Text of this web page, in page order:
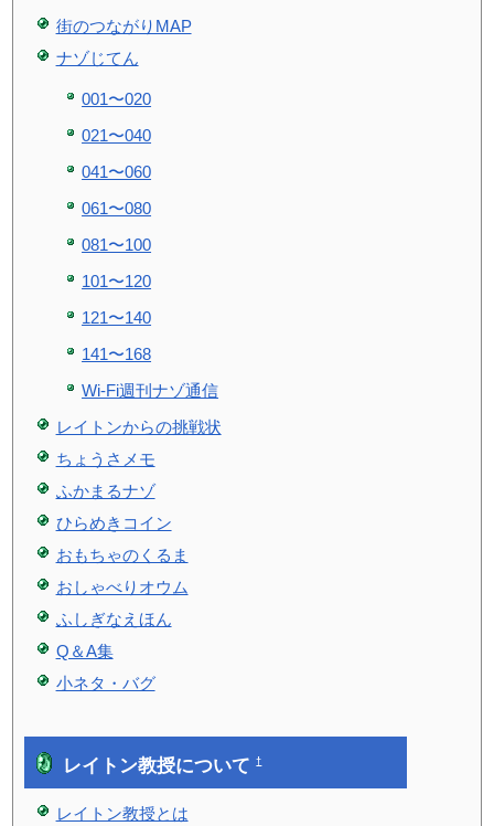
街のつながりMAP
ナゾじてん
001〜020
021〜040
041〜060
061〜080
081〜100
101〜120
121〜140
141〜168
Wi-Fi週刊ナゾ通信
レイトンからの挑戦状
ちょうさメモ
ふかまるナゾ
ひらめきコイン
おもちゃのくるま
おしゃべりオウム
ふしぎなえほん
Q＆A集
小ネタ・バグ
レイトン教授について†
レイトン教授とは